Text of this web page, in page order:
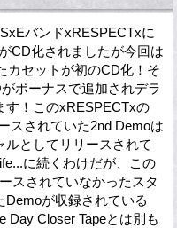
バンドxRESPECTxに
CD化されましたが今回は
カセットが初のCD化！そ
ボーナスで追加されデラ
す！このxRESPECTxの
スされていた2nd Demoは
としてリリースされて
に続くわけだが、この
スされていなかったスタ
が収録されている
Day Closer Tapeとは別も